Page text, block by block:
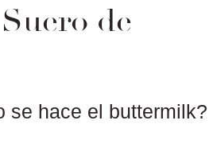
de
se hace el buttermilk?